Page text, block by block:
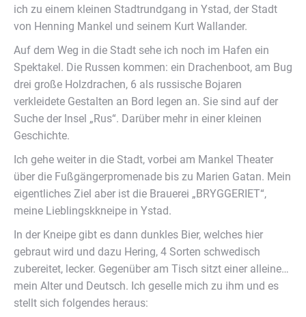
ich zu einem kleinen Stadtrundgang in Ystad, der Stadt
von Henning Mankel und seinem Kurt Wallander.
Auf dem Weg in die Stadt sehe ich noch im Hafen ein
Spektakel. Die Russen kommen: ein Drachenboot, am Bug
drei große Holzdrachen, 6 als russische Bojaren
verkleidete Gestalten an Bord legen an. Sie sind auf der
Suche der Insel „Rus“. Darüber mehr in einer kleinen
Geschichte.
Ich gehe weiter in die Stadt, vorbei am Mankel Theater
über die Fußgängerpromenade bis zu Marien Gatan. Mein
eigentliches Ziel aber ist die Brauerei „BRYGGERIET“,
meine Lieblingskkneipe in Ystad.
In der Kneipe gibt es dann dunkles Bier, welches hier
gebraut wird und dazu Hering, 4 Sorten schwedisch
zubereitet, lecker. Gegenüber am Tisch sitzt einer alleine…
mein Alter und Deutsch. Ich geselle mich zu ihm und es
stellt sich folgendes heraus: